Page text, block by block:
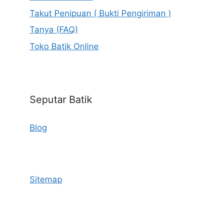
Takut Penipuan ( Bukti Pengiriman )
Tanya (FAQ)
Toko Batik Online
Seputar Batik
Blog
Sitemap